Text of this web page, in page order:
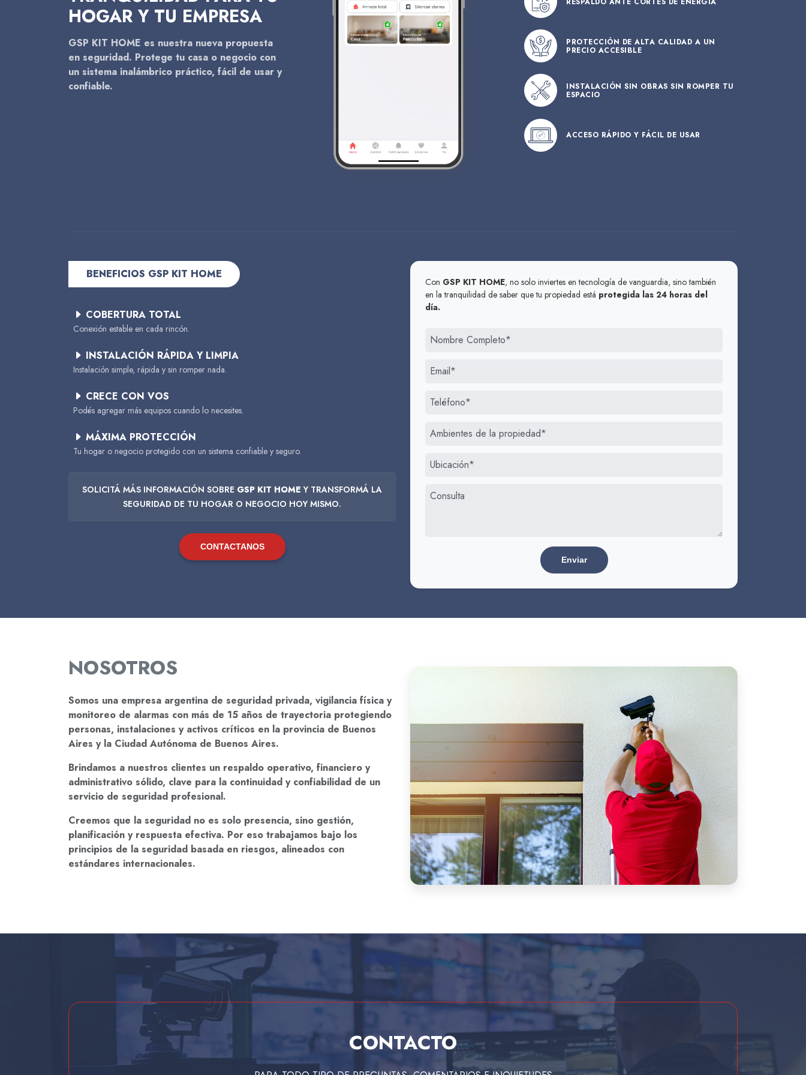
HOGAR Y TU EMPRESA
GSP KIT HOME es nuestra nueva propuesta
en seguridad. Protege tu casa o negocio con
un sistema inalámbrico práctico, fácil de usar y
confiable.
PROTECCIÓN DE ALTA CALIDAD A UN
PRECIO ACCESIBLE
INSTALACIÓN SIN OBRAS SIN ROMPER TU
ESPACIO
ACCESO RÁPIDO Y FÁCIL DE USAR
BENEFICIOS GSP KIT HOME
COBERTURA TOTAL
Conexión estable en cada rincón.
INSTALACIÓN RÁPIDA Y LIMPIA
Instalación simple, rápida y sin romper nada.
CRECE CON VOS
Podés agregar más equipos cuando lo necesites.
MÁXIMA PROTECCIÓN
Tu hogar o negocio protegido con un sistema confiable y seguro.
SOLICITÁ MÁS INFORMACIÓN SOBRE GSP KIT HOME Y TRANSFORMÁ LA
SEGURIDAD DE TU HOGAR O NEGOCIO HOY MISMO.
CONTACTANOS
Con GSP KIT HOME, no solo inviertes en tecnología de vanguardia, sino también
en la tranquilidad de saber que tu propiedad está protegida las 24 horas del
día.
Enviar
NOSOTROS
Somos una empresa argentina de seguridad privada, vigilancia física y
monitoreo de alarmas con más de 15 años de trayectoria protegiendo
personas, instalaciones y activos críticos en la provincia de Buenos
Aires y la Ciudad Autónoma de Buenos Aires.
Brindamos a nuestros clientes un respaldo operativo, financiero y
administrativo sólido, clave para la continuidad y confiabilidad de un
servicio de seguridad profesional.
Creemos que la seguridad no es solo presencia, sino gestión,
planificación y respuesta efectiva. Por eso trabajamos bajo los
principios de la seguridad basada en riesgos, alineados con
estándares internacionales.
CONTACTO